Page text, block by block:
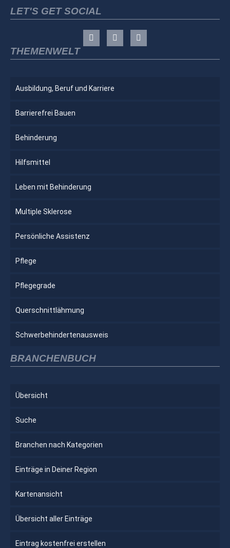
LET'S GET SOCIAL
THEMENWELT
Ausbildung, Beruf und Karriere
Barrierefrei Bauen
Behinderung
Hilfsmittel
Leben mit Behinderung
Multiple Sklerose
Persönliche Assistenz
Pflege
Pflegegrade
Querschnittlähmung
Schwerbehindertenausweis
BRANCHENBUCH
Übersicht
Suche
Branchen nach Kategorien
Einträge in Deiner Region
Kartenansicht
Übersicht aller Einträge
Eintrag kostenfrei erstellen